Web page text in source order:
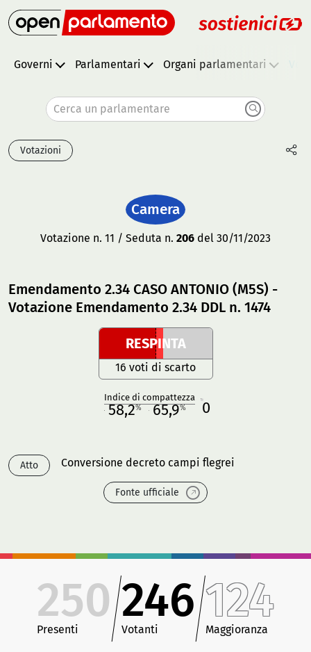
Governi Parlamentari Organi parlamentari
Cerca un parlamentare
Votazioni
Camera
Votazione n. 11 / Seduta n. 206 del 30/11/2023
Emendamento 2.34 CASO ANTONIO (M5S) -
Votazione Emendamento 2.34 DDL n. 1474
RESPINTA
16 voti di scarto
Indice di compattezza
58,2% 65,9% 0
Atto Conversione decreto campi flegrei
Fonte ufficiale
250
Presenti
246
Votanti
124
Maggioranza